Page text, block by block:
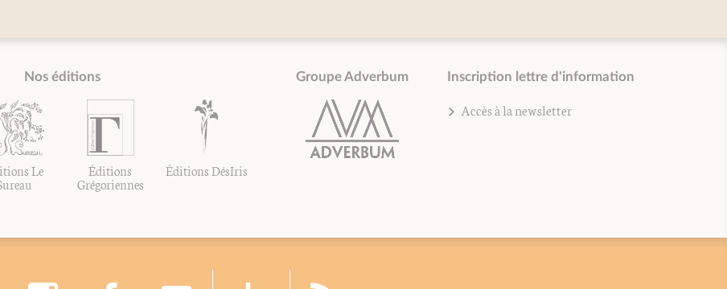
Nos éditions
Le Éditions
Grégoriennes
Éditions DésIris
Groupe Adverbum Inscription lettre d'information
Accès à la newsletter